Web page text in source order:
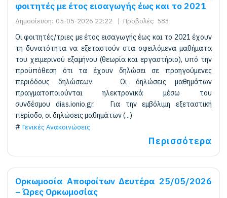
φοιτητές με έτος εισαγωγής έως και το 2021
Δημοσίευση: 05-05-2026 22:22 | Προβολές: 583
Οι φοιτητές/τριες με έτος εισαγωγής έως και το 2021 έχουν
τη δυνατότητα να εξεταστούν στα οφειλόμενα μαθήματα
του χειμερινού εξαμήνου (θεωρία και εργαστήριο), υπό την
προϋπόθεση ότι τα έχουν δηλώσει σε προηγούμενες
περιόδους δηλώσεων. Οι δηλώσεις μαθημάτων
πραγματοποιούνται ηλεκτρονικά μέσω του
συνδέσμου dias.ionio.gr. Για την εμβόλιμη εξεταστική
περίοδο, οι δηλώσεις μαθημάτων (...)
Γενικές Ανακοινώσεις
Περισσότερα
Ορκωμοσία Αποφοίτων Δευτέρα 25/05/2026
– Ώρες Ορκωμοσίας